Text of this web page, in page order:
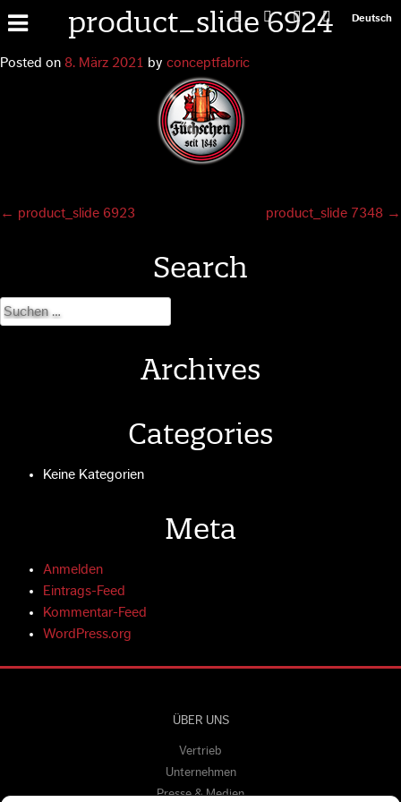
Deutsch
Primary
Menu
product_slide 6924
Posted on 8. März 2021 by conceptfabric
Post
← product_slide 6923 product_slide 7348 →
Search
Suchen
nach:
Archives
Categories
Keine Kategorien
Meta
Anmelden
Eintrags-Feed
Kommentar-Feed
WordPress.org
ÜBER UNS
Vertrieb
Unternehmen
Presse & Medien